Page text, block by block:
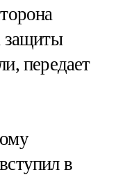
защиты
передает
в